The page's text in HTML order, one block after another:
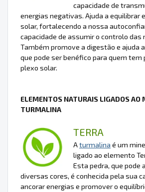
capacidade de
energias negativas. Ajuda a equilibrar
solar, fortalecendo a nossa
capacidade de assumir o controlo das
Também promove a digestão e ajuda
que pode ser benéfico para quem tem
plexo solar.
ELEMENTOS NATURAIS LIGADOS AO
TURMALINA
TERRA
Aturmalina é um
ligado ao elemento
Esta pedra, que pode
diversas cores, é conhecida pela sua
ancorar energias e promover o